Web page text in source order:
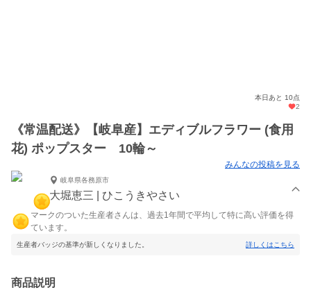
本日あと 10点
2
《常温配送》【岐阜産】エディブルフラワー (食用
花) ポップスター 10輪～
みんなの投稿を見る
岐阜県各務原市
大堀恵三 | ひこうきやさい
マークのついた生産者さんは、過去1年間で平均して特に高い評価を得
ています。
生産者バッジの基準が新しくなりました。 詳しくはこちら
商品説明